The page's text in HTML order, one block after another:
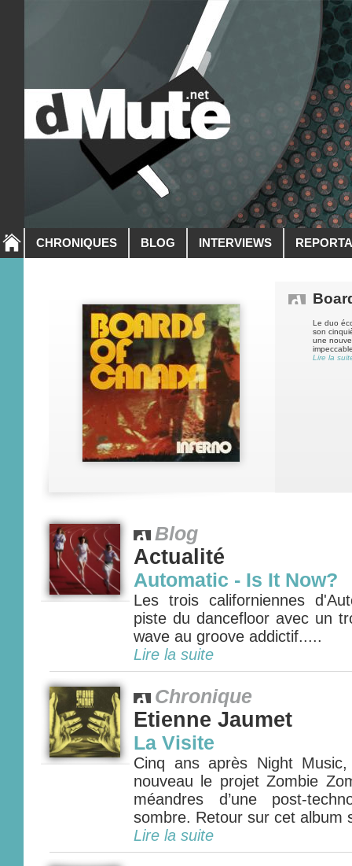
CHRONIQUES BLOG INTERVIEWS
Le duo
son
une
Lire la
Blog
Actualité
Automatic - Is It Now?
Les trois californiennes
piste du dancefloor avec un
wave au groove addictif.....
Lire la suite
Chronique
Etienne Jaumet
La Visite
Cinq ans après Night
nouveau le projet Zombie
méandres d’une post-
sombre. Retour sur cet album
Lire la suite